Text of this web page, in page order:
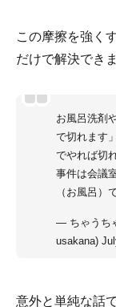
この摩擦を強く
だけで解決でき
お風呂洗剤
で切れます
でやれば切
事件は会議
（お風呂）
— ちゃうち
usakana)
意外と単純な話